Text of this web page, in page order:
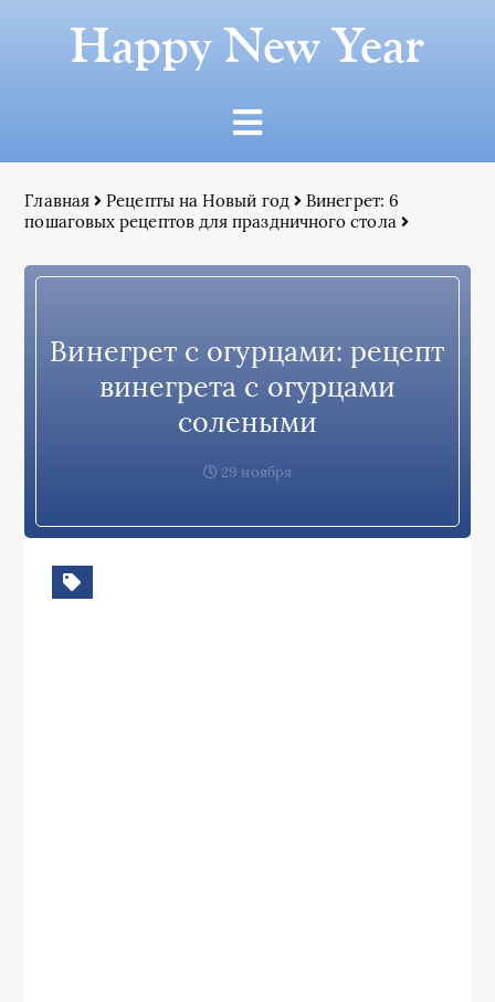
Happy New Year
Главная Рецепты на Новый год
Винегрет: 6
пошаговых рецептов для праздничного стола
Винегрет с огурцами: рецепт
винегрета с огурцами
солеными
29 ноября